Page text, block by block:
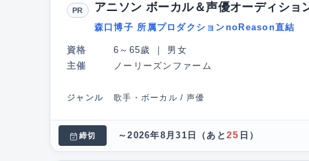
PR アニソン ボーカル＆声優オーディショ
森口博子 所属プロダクションnoReason直結
資格 6～65歲 ｜ 男女
主催
ノーリーズンファーム
ジャンル 歌手・ボーカル / 声優
締切 ～2026年8月31日 （あと 25 日）